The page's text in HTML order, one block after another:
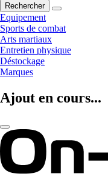
Rechercher
Equipement
Sports de combat
Arts martiaux
Entretien physique
Déstockage
Marques
Ajout en cours...